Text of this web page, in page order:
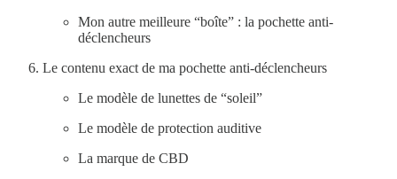
Mon autre meilleure “boîte” : la pochette anti-
déclencheurs
Le contenu exact de ma pochette anti-déclencheurs
Le modèle de lunettes de “soleil”
Le modèle de protection auditive
La marque de CBD